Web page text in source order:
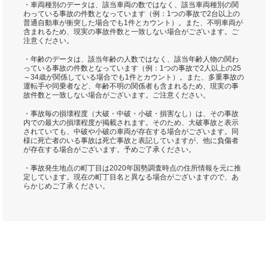
・車両種別のデータは、該当車両の数ではなく、該当車両種別の関
わっている事故の件数となっています（例：1つの事故で2台以上の
普通自動車が衝突した場合でも1件とカウント）。また、不明車両が
含まれるため、現実の事故件数と一致しない場合がございます。ご
注意ください。
・年齢のデータは、該当年齢の人数ではなく、該当年齢人物の関わ
っている事故の件数となっています（例：1つの事故で2人以上の25
～34歳が関係している場合でも1件とカウント）。また、多重事故の
運転手や同乗者など、年齢不明の関係者も含まれるため、現実の事
故件数と一致しない場合がございます。ご注意ください。
・事故毎の損壊程度（大破・中破・小破・損害なし）は、その事故
内での最大の損壊程度が掲載されます。そのため、大破事故と表示
されていても、中破や小破の車両が存在する場合がございます。同
様に死亡者のいる事故は死亡事故と表記していますが、他に負傷者
が存在する場合がございます。予めご了承ください。
・事故発生地点の町丁目は2020年国勢調査時点の住所情報を元に推
定しています。現在の町丁目名と異なる場合がございますので、あ
らかじめご了承ください。